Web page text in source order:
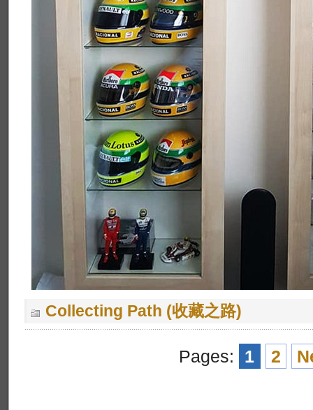
Collecting Path (收藏之路)
Pages: 1 2